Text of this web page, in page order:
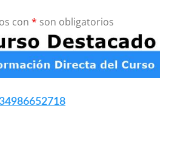
con * son obligatorios